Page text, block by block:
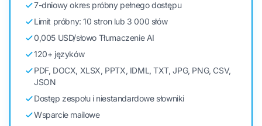
7-dniowy okres próbny pełnego dostępu
Limit próbny: 10 stron lub 3 000 słów
0,005 USD/słowo Tłumaczenie AI
120+ języków
PDF, DOCX, XLSX, PPTX, IDML, TXT, JPG, PNG, CSV,
JSON
Dostęp zespołu i niestandardowe słowniki
Wsparcie mailowe